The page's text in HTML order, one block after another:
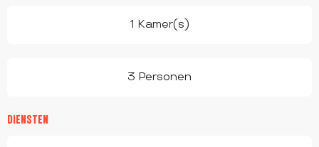
1 Kamer(s)
3 Personen
DIENSTEN